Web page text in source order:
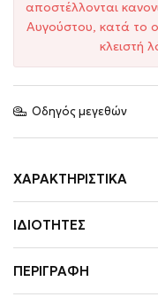
αποστέλλονται
Αυγούστου, κατά το
κλειστή
Οδηγός μεγεθών
ΧΑΡΑΚΤΗΡΙΣΤΙΚΆ
ΙΔΙΌΤΗΤΕΣ
ΠΕΡΙΓΡΑΦΉ